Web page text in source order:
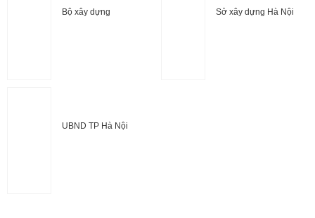
Bộ xây dựng Sở xây dựng Hà Nội
UBND TP Hà Nội